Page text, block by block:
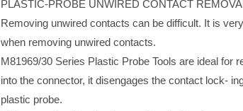
PLASTIC-PROBE UNWIRED CONTACT
Removing unwired contacts can be difficult. It is
when removing unwired contacts.
M81969/30 Series Plastic Probe Tools are ideal for
into the connector, it disengages the contact lock-
plastic probe.